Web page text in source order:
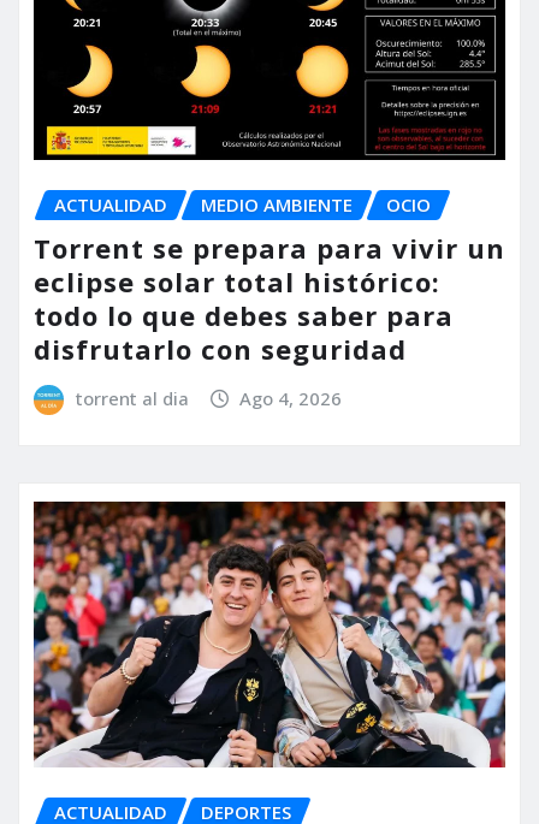
ACTUALIDAD MEDIO AMBIENTE OCIO
Torrent se prepara para vivir un
eclipse solar total histórico:
todo lo que debes saber para
disfrutarlo con seguridad
torrent al dia Ago 4, 2026
ACTUALIDAD DEPORTES